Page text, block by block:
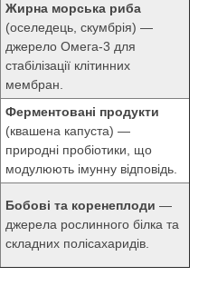
Жирна морська риба
(оселедець, скумбрія) —
джерело Омега-3 для
стабілізації клітинних
мембран.
Ферментовані продукти
(квашена капуста) —
природні пробіотики, що
модулюють імунну відповідь.
Бобові та коренеплоди —
джерела рослинного білка та
складних полісахаридів.